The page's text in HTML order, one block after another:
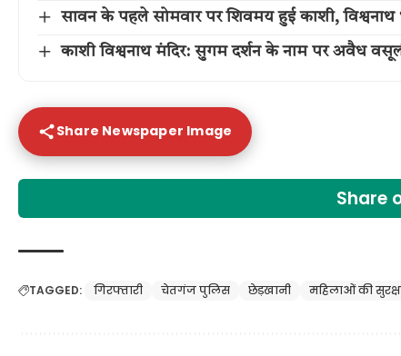
सावन के पहले सोमवार पर शिवमय हुई काशी,
काशी विश्वनाथ मंदिर: सुगम दर्शन के नाम पर अवैध
Share Newspaper Image
Share
TAGGED: गिरफ्तारी चेतगंज पुलिस छेड़खानी महिलाओं की